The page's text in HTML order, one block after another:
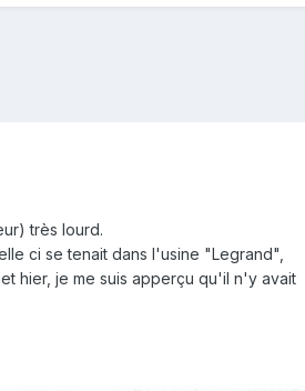
très lourd.
ci se tenait dans l'usine "Legrand",
hier, je me suis apperçu qu'il n'y avait